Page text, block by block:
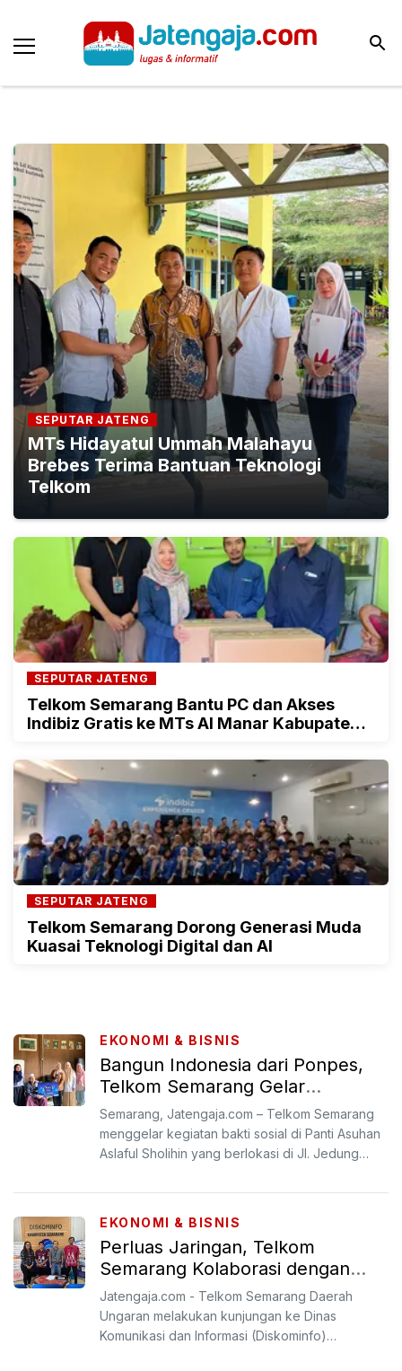
SEPUTAR JATENG
MTs Hidayatul Ummah Malahayu
Brebes Terima Bantuan Teknologi
Telkom
SEPUTAR JATENG
Telkom Semarang Bantu PC dan Akses
Indibiz Gratis ke MTs Al Manar Kabupaten
SEPUTAR JATENG
Telkom Semarang Dorong Generasi Muda
Kuasai Teknologi Digital dan AI
EKONOMI & BISNIS
Bangun Indonesia dari Ponpes,
Telkom Semarang Gelar
Ramadhan Berbagi
Semarang, Jatengaja.com – Telkom Semarang
menggelar kegiatan bakti sosial di Panti Asuhan
Aslaful Sholihin yang berlokasi di Jl. Jedung
EKONOMI & BISNIS
Perluas Jaringan, Telkom
Semarang Kolaborasi dengan
diskominfo Kabupaten Semarang
Jatengaja.com - Telkom Semarang Daerah
Ungaran melakukan kunjungan ke Dinas
Komunikasi dan Informasi (Diskominfo)